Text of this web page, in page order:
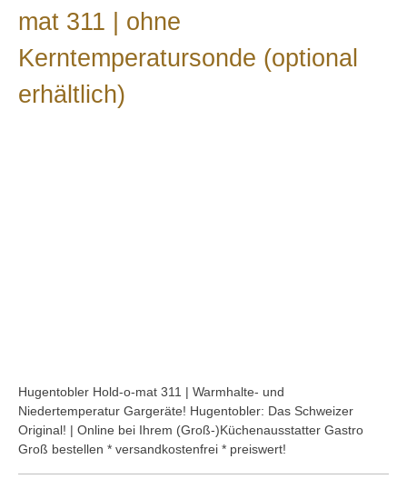
mat 311 | ohne
Kerntemperatursonde (optional
erhältlich)
Hugentobler Hold-o-mat 311 | Warmhalte- und
Niedertemperatur Gargeräte! Hugentobler: Das Schweizer
Original! | Online bei Ihrem (Groß-)Küchenausstatter Gastro
Groß bestellen * versandkostenfrei * preiswert!